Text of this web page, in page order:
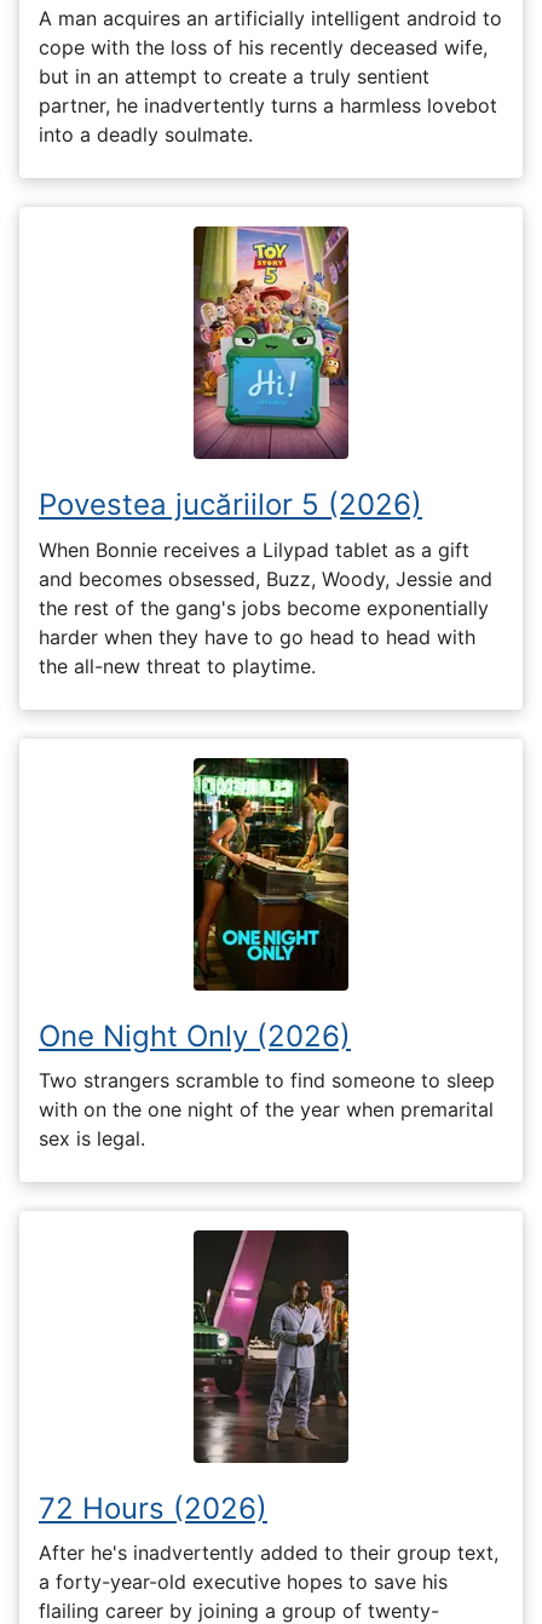
A man acquires an artificially intelligent android to
cope with the loss of his recently deceased wife,
but in an attempt to create a truly sentient
partner, he inadvertently turns a harmless lovebot
into a deadly soulmate.
Povestea jucăriilor 5 (2026)
When Bonnie receives a Lilypad tablet as a gift
and becomes obsessed, Buzz, Woody, Jessie and
the rest of the gang's jobs become exponentially
harder when they have to go head to head with
the all-new threat to playtime.
One Night Only (2026)
Two strangers scramble to find someone to sleep
with on the one night of the year when premarital
sex is legal.
72 Hours (2026)
After he's inadvertently added to their group text,
a forty-year-old executive hopes to save his
flailing career by joining a group of twenty-